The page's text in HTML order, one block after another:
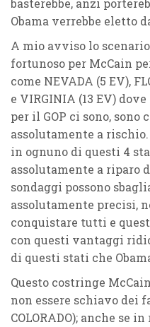
basterebbe, anzi
Obama verrebbe eletto
A mio avviso lo
fortunoso per McCain
come NEVADA (5 EV),
e VIRGINIA (13 EV)
per il GOP ci sono, sono
assolutamente a
in ognuno di questi 4
assolutamente a riparo
sondaggi possono
assolutamente precisi,
conquistare tutti e
con questi vantaggi
di questi stati che
Questo costringe
non essere schiavo dei
COLORADO); anche se in